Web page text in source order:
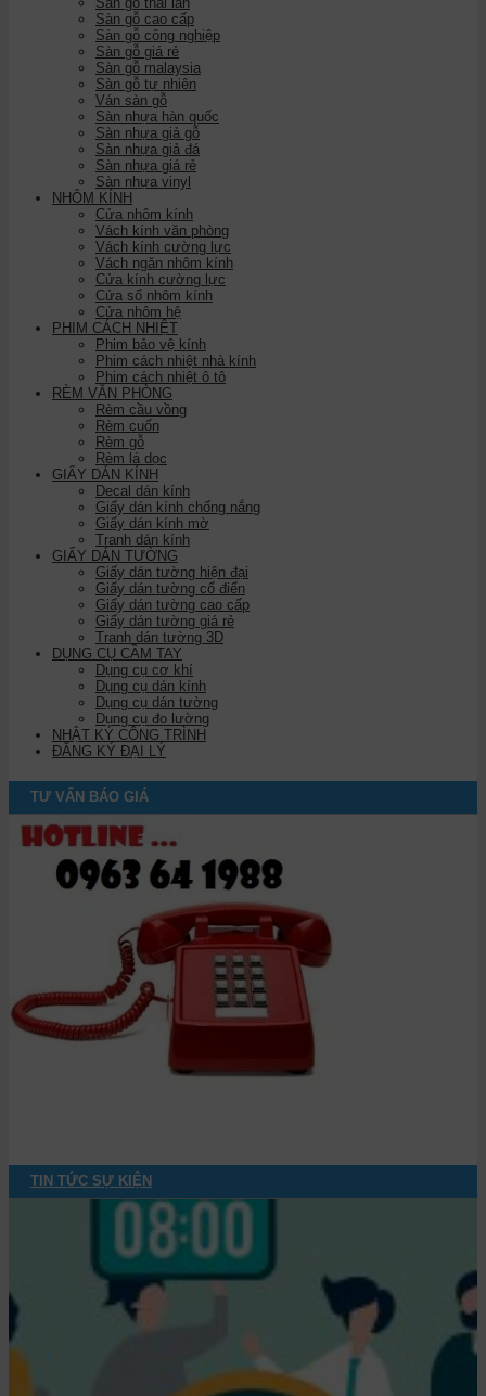
Sàn gỗ cao cấp
Sàn gỗ công nghiệp
Sàn gỗ giá rẻ
Sàn gỗ malaysia
Sàn gỗ tự nhiên
Ván sàn gỗ
Sàn nhựa hàn quốc
Sàn nhựa giả gỗ
Sàn nhựa giả đá
Sàn nhựa giá rẻ
Sàn nhựa vinyl
NHÔM KÍNH
Cửa nhôm kính
Vách kính văn phòng
Vách kính cường lực
Vách ngăn nhôm kính
Cửa kính cường lực
Cửa sổ nhôm kính
Cửa nhôm hệ
PHIM CÁCH NHIỆT
Phim bảo vệ kính
Phim cách nhiệt nhà kính
Phim cách nhiệt ô tô
RÈM VĂN PHÒNG
Rèm cầu vồng
Rèm cuốn
Rèm gỗ
Rèm lá dọc
GIẤY DÁN KÍNH
Decal dán kính
Giấy dán kính chống nắng
Giấy dán kính mờ
Tranh dán kính
GIẤY DÁN TƯỜNG
Giấy dán tường hiện đại
Giấy dán tường cổ điển
Giấy dán tường cao cấp
Giấy dán tường giá rẻ
Tranh dán tường 3D
DỤNG CỤ CẦM TAY
Dụng cụ cơ khí
Dụng cụ dán kính
Dụng cụ dán tường
Dụng cụ đo lường
NHẬT KÝ CÔNG TRÌNH
ĐĂNG KÝ ĐẠI LÝ
TƯ VẤN BÁO GIÁ
TIN TỨC SỰ KIỆN